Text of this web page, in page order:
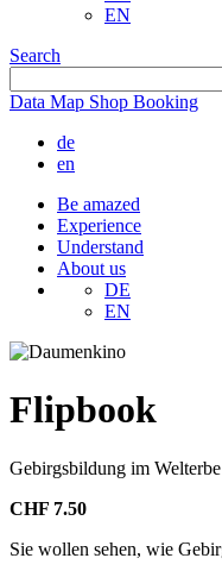
EN
Search
Data Map Shop Booking
de
en
Be amazed
Experience
Understand
About us
DE
EN
Flipbook
Gebirgsbildung im
CHF 7.50
Sie wollen sehen, wie